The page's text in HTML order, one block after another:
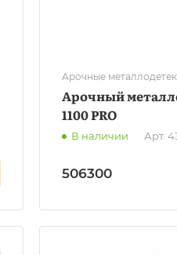
Арочные
Арочный
1100 PRO
В наличии Арт.
506300